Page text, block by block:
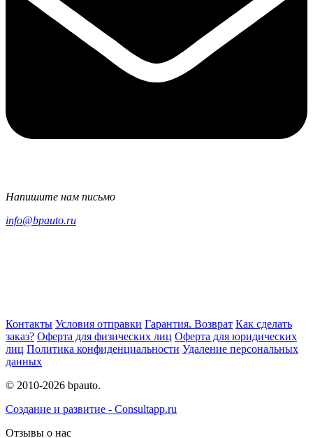
Напишите нам письмо
info@bpauto.ru
Контакты Условия отправки Гарантия. Возврат Как сделать
заказ? Оферта для физических лиц Оферта для юридических
лиц Политика конфиденциальности Удаление персональных
данных
© 2010-2026 bpauto.
Создание и развитие - Consultapp.ru
Отзывы о нас